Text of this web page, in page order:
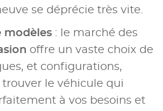
se déprécie très vite.
modèles : le marché des
offre un vaste choix de
et configurations,
le véhicule qui
à vos besoins et